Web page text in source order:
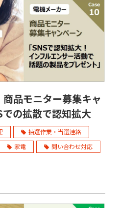
商品モニター募集キャ
の拡散で認知拡大
抽選作業・当選連絡
家電
問い合わせ対応